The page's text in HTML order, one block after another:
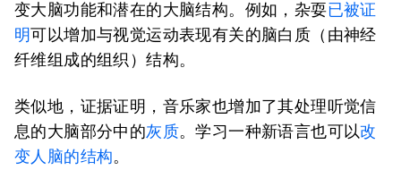
变大脑功能和潜在的大脑结构。例如，杂耍已被证
明可以增加与视觉运动表现有关的脑白质（由神经
纤维组成的组织）结构。
类似地，证据证明，音乐家也增加了其处理听觉信
息的大脑部分中的灰质。学习一种新语言也可以改
变人脑的结构。